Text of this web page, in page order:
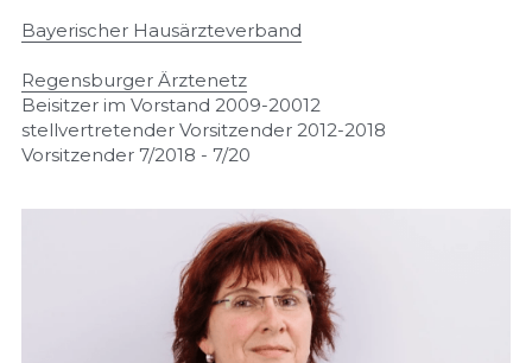
Bayerischer Hausärzteverband
Regensburger Ärztenetz
Beisitzer im Vorstand 2009-20012
stellvertretender Vorsitzender 2012-2018
Vorsitzender 7/2018 - 7/20